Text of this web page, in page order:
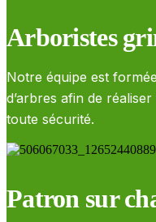
Arboristes
Notre équipe est
d’arbres afin de
toute sécurité.
Patron sur